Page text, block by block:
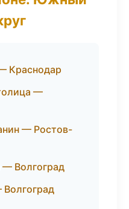
Краснодар
—
— Ростов-
Волгоград